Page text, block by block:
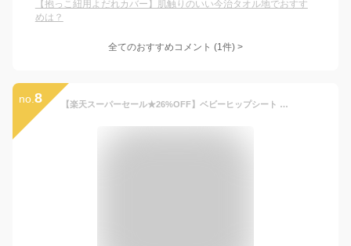
【抱っこ紐用よだれカバー】肌触りのいい今治タオル地でおすす
めは？
全てのおすすめコメント (1件) >
no. 8 【楽天スーパーセール★26%OFF】ベビーヒップシート 抱っこ紐 生後6ヶ月から 3歳まで 抱っこひも 抱っこ バッグ ヒップバッグ セカンド抱っこ紐 男女兼用 軽量 保育園 幼稚園 通園 便利グッズ 育児グッズ お散歩 公園 パパ ママ JTC